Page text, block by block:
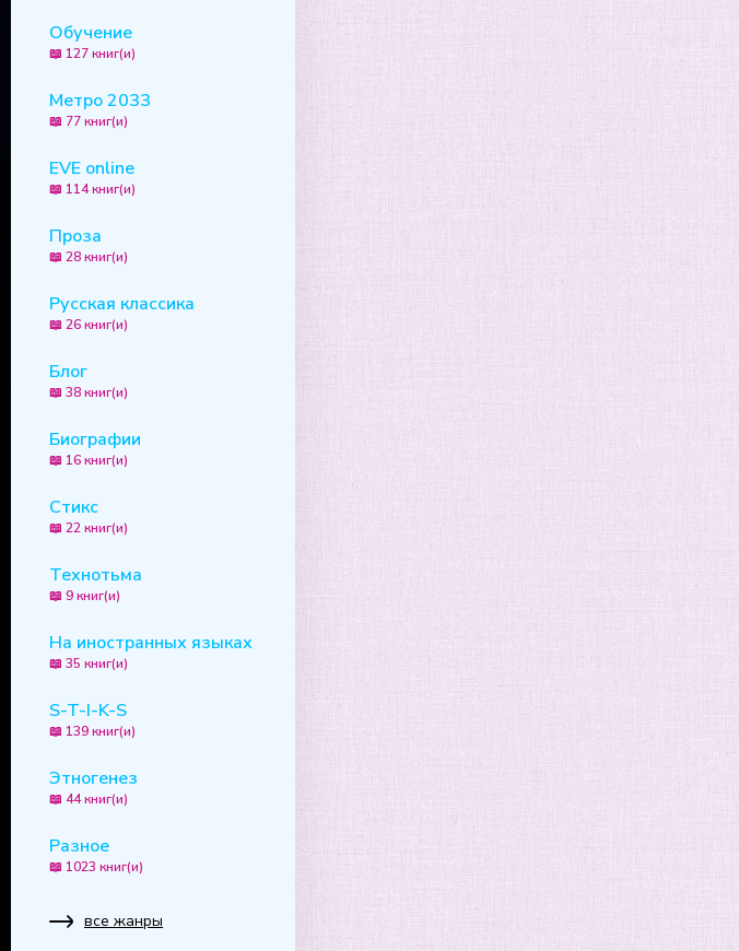
Обучение
📖 127 книг(и)
Метро 2033
📖 77 книг(и)
EVE online
📖 114 книг(и)
Проза
📖 28 книг(и)
Русская классика
📖 26 книг(и)
Блог
📖 38 книг(и)
Биографии
📖 16 книг(и)
Стикс
📖 22 книг(и)
Технотьма
📖 9 книг(и)
На иностранных языках
📖 35 книг(и)
S-T-I-K-S
📖 139 книг(и)
Этногенез
📖 44 книг(и)
Разное
📖 1023 книг(и)
все жанры